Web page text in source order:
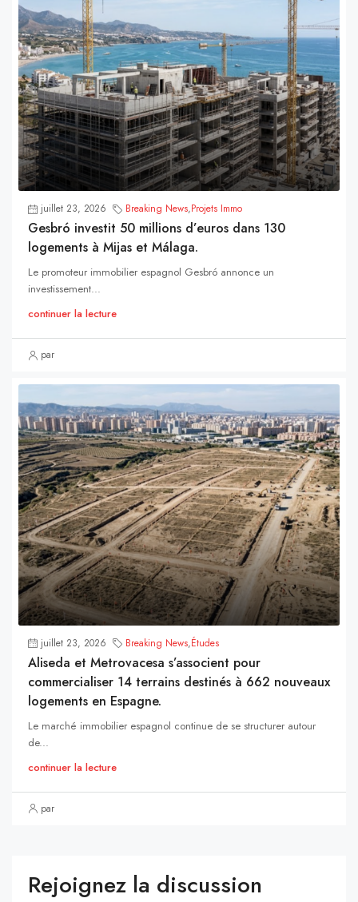
juillet 23, 2026 Breaking News,Projets Immo
Gesbró investit 50 millions d’euros dans 130
logements à Mijas et Málaga.
Le promoteur immobilier espagnol Gesbró annonce un
investissement...
continuer la lecture
par
juillet 23, 2026 Breaking News,Études
Aliseda et Metrovacesa s’associent pour
commercialiser 14 terrains destinés à 662 nouveaux
logements en Espagne.
Le marché immobilier espagnol continue de se structurer autour
de...
continuer la lecture
par
Rejoignez la discussion